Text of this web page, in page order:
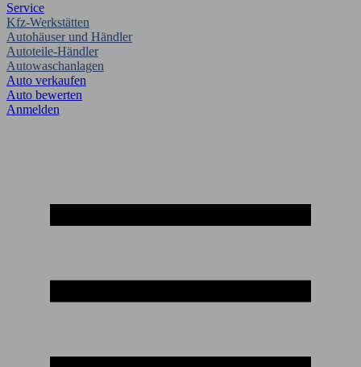
Service
Kfz-Werkstätten
Autohäuser und Händler
Autoteile-Händler
Autowaschanlagen
Auto verkaufen
Auto bewerten
Anmelden